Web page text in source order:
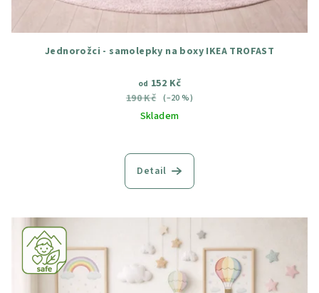
Jednorožci - samolepky na boxy IKEA TROFAST
od 152 Kč
190 Kč (–20 %)
Skladem
hodnocení
produktu
hvězdiček.
Detail